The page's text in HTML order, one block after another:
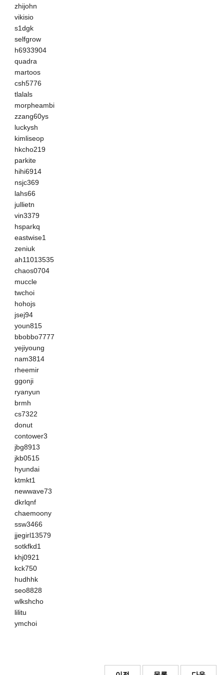
zhijohn
vikisio
s1dgk
selfgrow
h6933904
quadra
martoos
csh5776
tlalals
morpheambi
zzang60ys
luckysh
kimliseop
hkcho219
parkite
hihi6914
nsjc369
lahs66
jullietn
vin3379
hsparkq
eastwise1
zeniuk
ah11013535
chaos0704
muccle
twchoi
hohojs
jsej94
youn815
bbobbo7777
yejiyoung
nam3814
rheemir
ggonji
ryanyun
brmh
cs7322
donut
contower3
jbg8913
jkb0515
hyundai
ktmkt1
newwave73
dkrlqnf
chaemoony
ssw3466
jjegirl13579
sotkfkd1
khj0921
kck750
hudhhk
seo8828
wlkshcho
lilitu
ymchoi